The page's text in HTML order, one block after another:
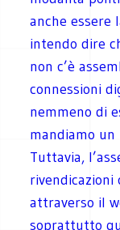
anche essere
intendo dire
non c’è
connessioni
nemmeno di
mandiamo un
Tuttavia,
rivendicazioni
attraverso il
soprattutto